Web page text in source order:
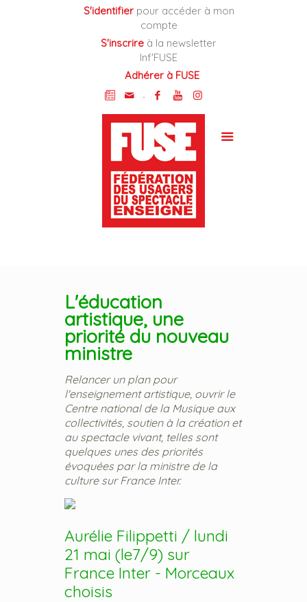
S'identifierpour accéder à mon
compte
S'inscrire à la newsletter
Inf'FUSE
Adhérer à FUSE
-
L'éducation
artistique, une
priorité du nouveau
ministre
Relancer un plan pour
l'enseignement artistique, ouvrir le
Centre national de la Musique aux
collectivités, soutien à la création et
au spectacle vivant, telles sont
quelques unes des priorités
évoquées par la ministre de la
culture sur France Inter.
Aurélie Filippetti / lundi
21 mai (le7/9) sur
France Inter - Morceaux
choisis
Cookies management panel